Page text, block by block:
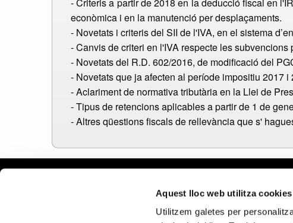
Aquest lloc web utilitza cookies
Utilitzem galetes per
- Criteris a partir de 2018 en la deducció fiscal en
econòmica i en la manutenció per desplaçaments.
- Novetats i criteris del SII de l'IVA, en el sistema
- Canvis de criteri en l'IVA respecte les
- Novetats del R.D. 602/2016, de modificació del
- Novetats que ja afecten al període impositiu 2017 i
- Aclariment de normativa tributària en la Llei de
- Tipus de retencions aplicables a partir de 1 de
- Altres qüestions fiscals de rellevància que s'
Política de
Política de